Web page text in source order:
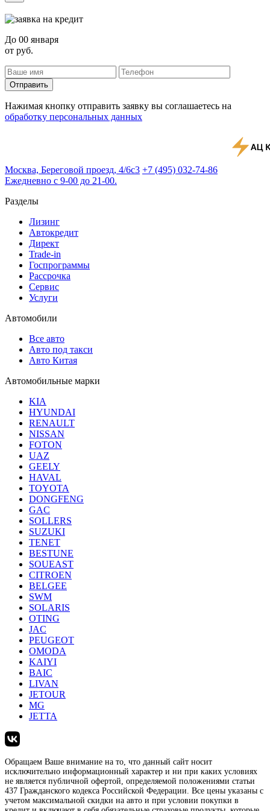
До 00 января
от руб.
Отправить
Нажимая кнопку отправить заявку вы соглашаетесь на
обработку персональных данных
Москва, Береговой проезд, 4/6с3 +7 (495) 032-74-86
Ежедневно с 9-00 до 21-00.
Разделы
Лизинг
Автокредит
Директ
Trade-in
Госпрограммы
Рассрочка
Сервис
Услуги
Автомобили
Все авто
Авто под такси
Авто Китая
Автомобильные марки
KIA
HYUNDAI
RENAULT
NISSAN
FOTON
UAZ
GEELY
HAVAL
TOYOTA
DONGFENG
GAC
SOLLERS
SUZUKI
TENET
BESTUNE
SOUEAST
CITROEN
BELGEE
SWM
SOLARIS
OTING
JAC
PEUGEOT
OMODA
KAIYI
BAIC
LIVAN
JETOUR
MG
JETTA
Обращаем Ваше внимание на то, что данный сайт носит
исключительно информационный характер и ни при каких условиях
не является публичной офертой, определяемой положениями статьи
437 Гражданского кодекса Российской Федерации. Все цены указаны с
учетом максимальной скидки на авто и при условии покупки в